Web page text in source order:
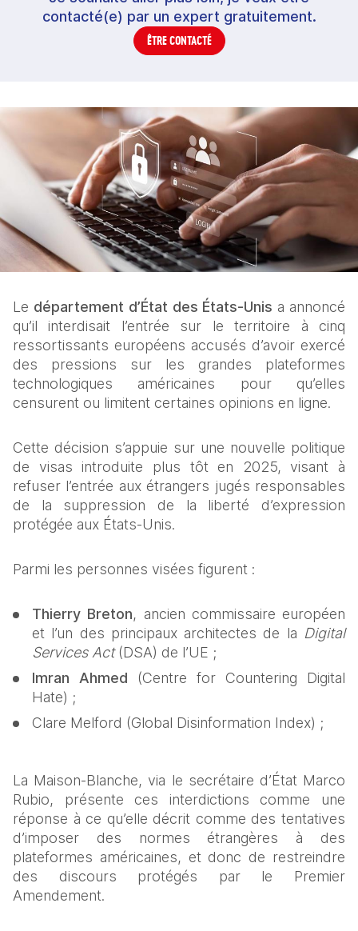
contacté(e) par un expert gratuitement.
ÊTRE CONTACTÉ
Le département d’État des États‑Unis a annoncé
qu’il interdisait l’entrée sur le territoire à cinq
ressortissants européens accusés d’avoir exercé
des pressions sur les grandes plateformes
technologiques américaines pour qu’elles
censurent ou limitent certaines opinions en ligne.
Cette décision s’appuie sur une nouvelle politique
de visas introduite plus tôt en 2025, visant à
refuser l’entrée aux étrangers jugés responsables
de la suppression de la liberté d’expression
protégée aux États‑Unis.
Parmi les personnes visées figurent :
Thierry Breton, ancien commissaire européen
et l’un des principaux architectes de la Digital
Services Act (DSA) de l’UE ;
Imran Ahmed (Centre for Countering Digital
Hate) ;
​​​​​​​Clare Melford (Global Disinformation Index) ;
La Maison‑Blanche, via le secrétaire d’État Marco
Rubio, présente ces interdictions comme une
réponse à ce qu’elle décrit comme des tentatives
d’imposer des normes étrangères à des
plateformes américaines, et donc de restreindre
des discours protégés par le Premier
Amendement.